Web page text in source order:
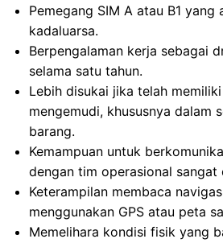
Pemegang SIM A atau B1
kadaluarsa.
Berpengalaman kerja sebagai
selama satu tahun.
Lebih disukai jika telah
mengemudi, khususnya dalam
barang.
Kemampuan untuk
dengan tim operasional sangat
Keterampilan membaca
menggunakan GPS atau peta
Memelihara kondisi fisik yang